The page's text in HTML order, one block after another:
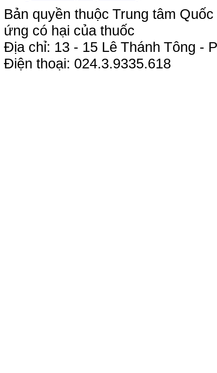
Bản quyền thuộc Trung tâm
ứng có hại của thuốc
Địa chỉ: 13 - 15 Lê Thánh Tông -
Điện thoại: 024.3.9335.618